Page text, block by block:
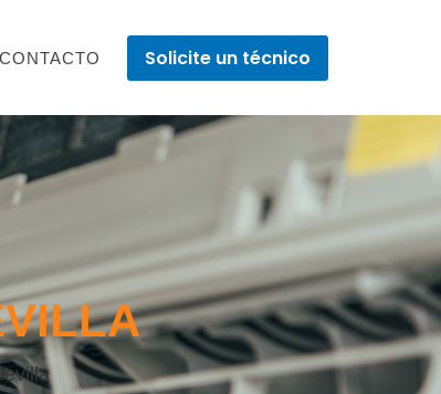
CONTACTO Solicite un técnico